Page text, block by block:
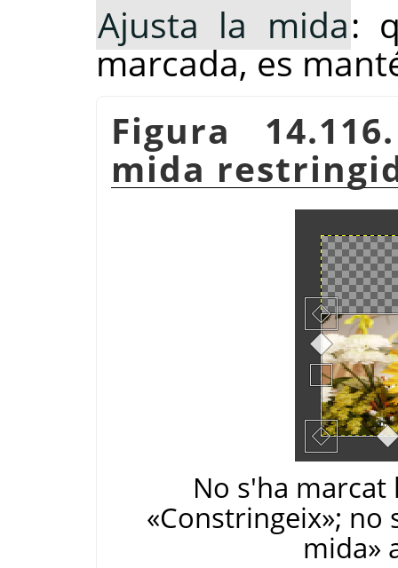
Ajusta la mida:
marcada, es
Figura
mida
No s'ha marcat
«Constringeix»; no
mida»